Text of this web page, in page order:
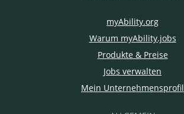
myAbility.org
Warum myAbility.jobs
Produkte & Preise
Jobs verwalten
Mein Unternehmensprofil